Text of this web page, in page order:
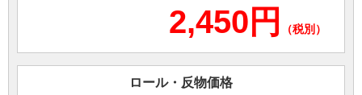
2,450円 （税別）
ロール・反物価格